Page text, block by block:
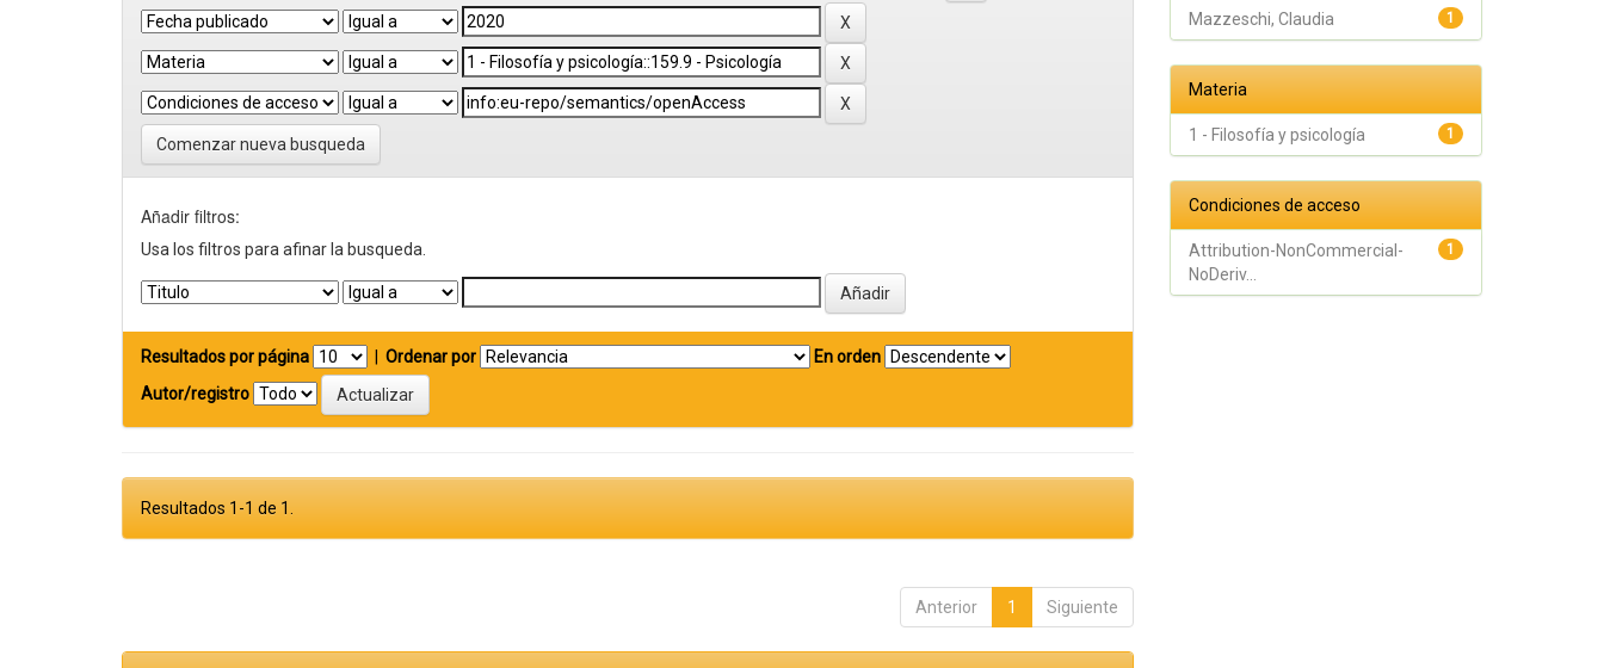
Comenzar nueva busqueda
Añadir filtros:
Usa los filtros para afinar la busqueda.
Resultados por página Ordenar por
En orden
Autor/registro
Resultados 1-1 de 1.
Anterior 1 Siguiente
1
Mazzeschi, Claudia
Materia
1
1 - Filosofía y psicología
Condiciones de acceso
1
Attribution-NonCommercial-
NoDeriv...